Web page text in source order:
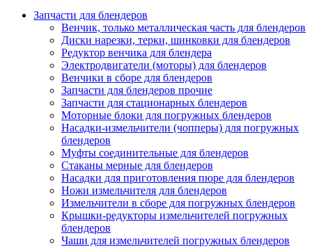
Запчасти для блендеров
Венчик, только металлическая часть для блендеров
Диски нарезки, терки, шинковки для блендеров
Редуктор венчика для блендера
Электродвигатели (моторы) для блендеров
Венчики в сборе для блендеров
Запчасти для блендеров прочие
Запчасти для стационарных блендеров
Моторные блоки для погружных блендеров
Насадки-измельчители (чопперы) для погружных
блендеров
Муфты соединительные для блендеров
Стаканы мерные для блендеров
Насадки для приготовления пюре для блендеров
Ножи измельчителя для блендеров
Измельчители в сборе для погружных блендеров
Крышки-редукторы измельчителей погружных
блендеров
Чаши для измельчителей погружных блендеров